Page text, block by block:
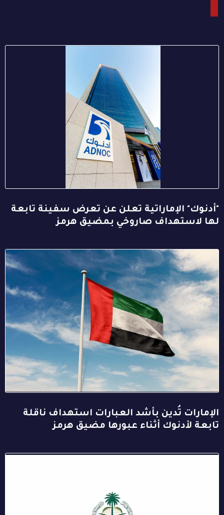
"أدنوك" الإماراتية تعلن عن تعرض سفينة تابعة
لها لاستهداف صاروخي بمضيق هرمز
الإمارات تُدين بأشد العبارات استهداف ناقلة
تابعة لأدنوك أثناء عبورها مضيق هرمز